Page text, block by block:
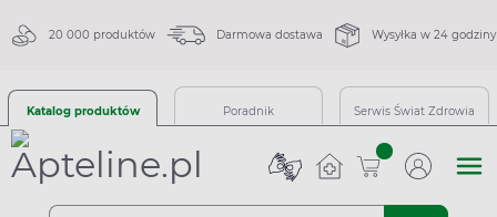
20 000 produktów Darmowa dostawa Wysyłka w 24 godziny
Katalog produktów Poradnik Serwis Świat Zdrowia
sztuk